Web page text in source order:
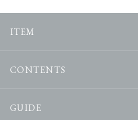
ITEM
CONTENTS
GUIDE